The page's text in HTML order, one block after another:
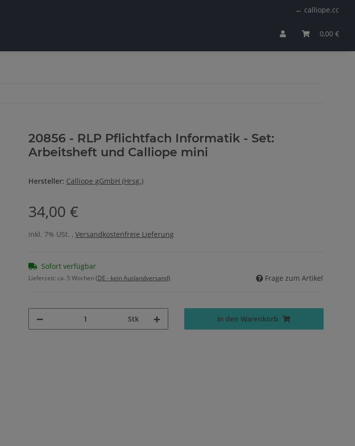
← calliope.cc
0,00 €
20856 - RLP Pflichtfach Informatik - Set:
Arbeitsheft und Calliope mini
Hersteller: Calliope gGmbH (Hrsg.)
34,00 €
inkl. 7% USt. , Versandkostenfreie Lieferung
Sofort verfügbar
Lieferzeit: ca. 5 Wochen(DE - kein Auslandversand) Frage zum Artikel
Stk In den Warenkorb